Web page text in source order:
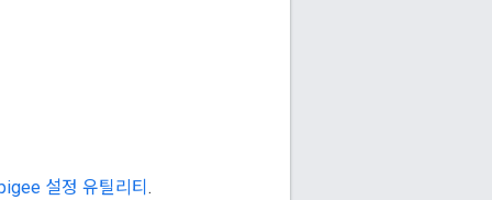
설정 유틸리티 .